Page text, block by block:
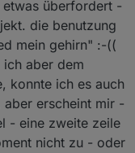
überfordert -
die benutzung
mein gehirn" :-((
aber dem
konnte ich es auch
erscheint mir -
- eine zweite zeile
nicht zu - oder